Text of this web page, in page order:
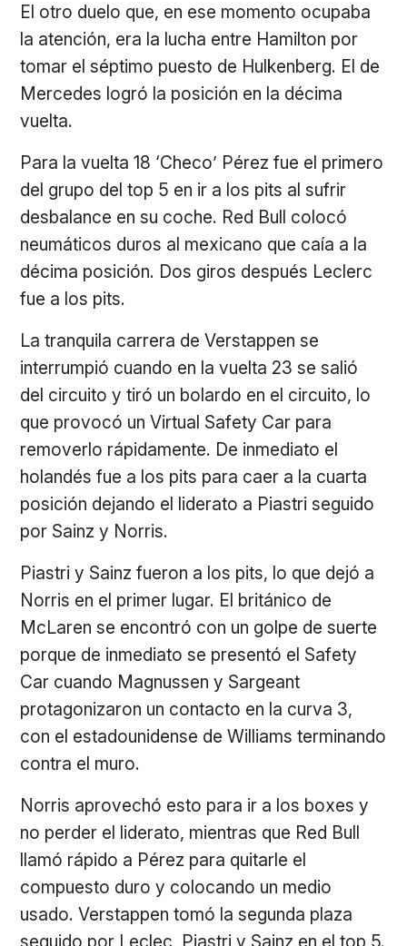
El otro duelo que, en ese momento ocupaba
la atención, era la lucha entre Hamilton por
tomar el séptimo puesto de Hulkenberg. El de
Mercedes logró la posición en la décima
vuelta.
Para la vuelta 18 ‘Checo’ Pérez fue el primero
del grupo del top 5 en ir a los pits al sufrir
desbalance en su coche. Red Bull colocó
neumáticos duros al mexicano que caía a la
décima posición. Dos giros después Leclerc
fue a los pits.
La tranquila carrera de Verstappen se
interrumpió cuando en la vuelta 23 se salió
del circuito y tiró un bolardo en el circuito, lo
que provocó un Virtual Safety Car para
removerlo rápidamente. De inmediato el
holandés fue a los pits para caer a la cuarta
posición dejando el liderato a Piastri seguido
por Sainz y Norris.
Piastri y Sainz fueron a los pits, lo que dejó a
Norris en el primer lugar. El británico de
McLaren se encontró con un golpe de suerte
porque de inmediato se presentó el Safety
Car cuando Magnussen y Sargeant
protagonizaron un contacto en la curva 3,
con el estadounidense de Williams terminando
contra el muro.
Norris aprovechó esto para ir a los boxes y
no perder el liderato, mientras que Red Bull
llamó rápido a Pérez para quitarle el
compuesto duro y colocando un medio
usado. Verstappen tomó la segunda plaza
seguido por Leclec, Piastri y Sainz en el top 5.